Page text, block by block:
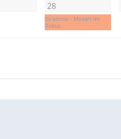
28
Grazioso - Mozart im
Fokus